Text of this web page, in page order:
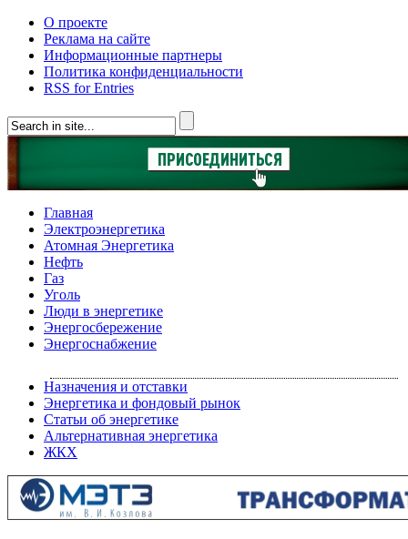
О проекте
Реклама на сайте
Информационные партнеры
Политика конфиденциальности
RSS for Entries
Главная
Электроэнергетика
Атомная Энергетика
Нефть
Газ
Уголь
Люди в энергетике
Энергосбережение
Энергоснабжение
Назначения и отставки
Энергетика и фондовый рынок
Статьи об энергетике
Альтернативная энергетика
ЖКХ